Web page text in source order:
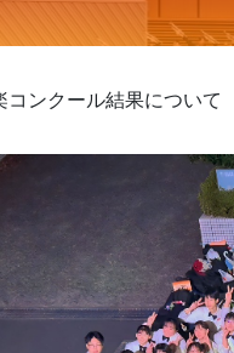
ンクール結果について